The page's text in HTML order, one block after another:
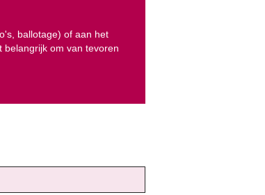
ballotage) of aan het
belangrijk om van tevoren